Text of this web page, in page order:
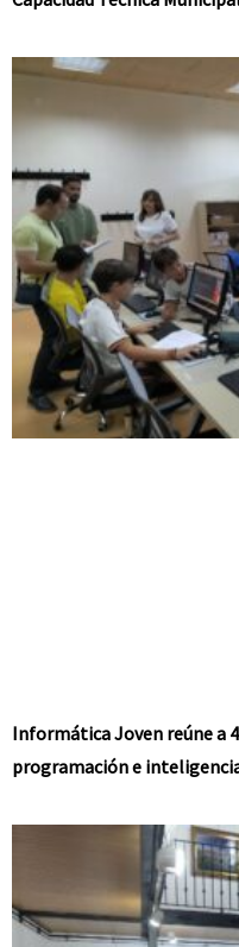
Informática Joven reúne a
programación e